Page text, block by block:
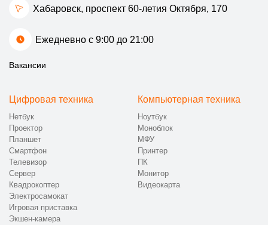
Хабаровск, проспект 60-летия Октября, 170
Ежедневно с 9:00 до 21:00
Вакансии
Цифровая техника
Нетбук
Проектор
Планшет
Смартфон
Телевизор
Сервер
Квадрокоптер
Электросамокат
Игровая приставка
Экшен-камера
Компьютерная техника
Ноутбук
Моноблок
МФУ
Принтер
ПК
Монитор
Видеокарта